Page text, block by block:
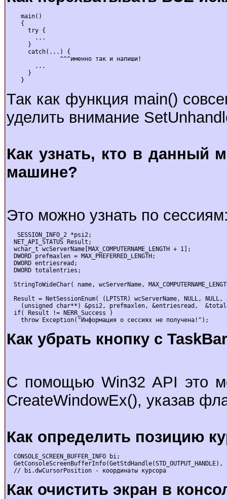
    main()
    {
      try {
        ...
      }
      catch(...) {
               ^^^именно так и напиши!
        ...
      }
    }
Так как функция main()
уделить внимание
Как узнать, кто в данный
машине?
Это можно узнать по
   SESSION_INFO_2 *psi2;
  NET_API_STATUS Result;
  wchar_t wcServerName[MAX_COMPUTERNAME_LENGTH + 1];
  DWORD prefmaxlen = MAX_PREFERRED_LENGTH;
  DWORD entriesread;
  DWORD totalentries;
StringToWideChar( name, wcServerName,
Result = NetSessionEnum( (LPTSTR) wcServerName, NULL, NULL,
(unsigned char**) &psi2, prefmaxlen, &entriesread,
  if( Result != NERR_Success )
    throw Exception("Информация о сессиях не получена!");
Как убрать кнопку с
С помощью Win32 API это
CreateWindowEx(), указав
Как определить позицию
  CONSOLE_SCREEN_BUFFER_INFO bi;
GetConsoleScreenBufferInfo(GetStdHandle(STD_OUTPUT_HANDLE),
  // bi.dwCursorPosition - кооpдинаты куpсоpа
Как очистить экран в